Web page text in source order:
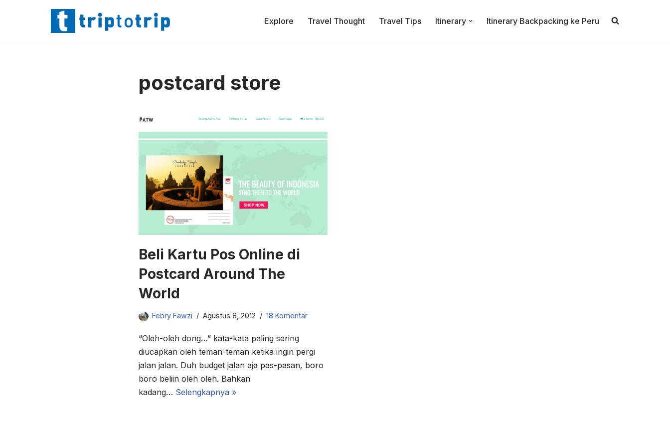
Explore Travel Thought Travel Tips Itinerary Itinerary Backpacking ke Peru
postcard store
Beli Kartu Pos Online di
Postcard Around The
World
Febry Fawzi Agustus 8, 2012 18 Komentar
“Oleh-oleh dong…” kata-kata paling sering
diucapkan oleh teman-teman ketika ingin pergi
jalan jalan. Duh budget jalan aja pas-pasan, boro
boro beliin oleh oleh. Bahkan
kadang… Selengkapnya »